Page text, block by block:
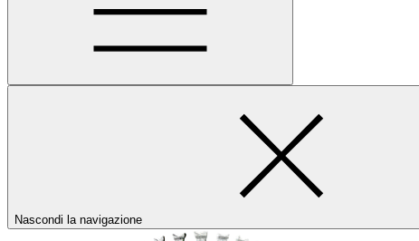
Nascondi la navigazione